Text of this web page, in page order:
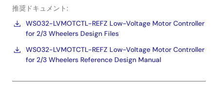
推奨ドキュメント:
WS032-LVMOTCTL-REFZ Low-Voltage Motor Controller
for 2/3 Wheelers Design Files
WS032-LVMOTCTL-REFZ Low-Voltage Motor Controller
for 2/3 Wheelers Reference Design Manual